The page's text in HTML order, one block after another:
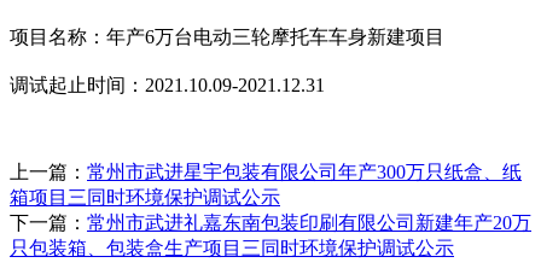
项目名称：年产6万台电动三轮摩托车车身新建项目
调试起止时间： 2021.10.09-2021.12.31
上一篇： 常州市武进星宇包装有限公司年产300万只纸盒、纸
箱项目三同时环境保护调试公示
下一篇： 常州市武进礼嘉东南包装印刷有限公司新建年产20万
只包装箱、包装盒生产项目三同时环境保护调试公示